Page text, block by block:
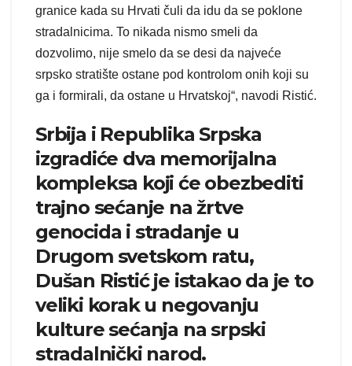
granice kada su Hrvati čuli da idu da se poklone
stradalnicima. To nikada nismo smeli da
dozvolimo, nije smelo da se desi da najveće
srpsko stratište ostane pod kontrolom onih koji su
ga i formirali, da ostane u Hrvatskoj“, navodi Ristić.
Srbija i Republika Srpska
izgradiće dva memorijalna
kompleksa koji će obezbediti
trajno sećanje na žrtve
genocida i stradanje u
Drugom svetskom ratu,
Dušan Ristić je istakao da je to
veliki korak u negovanju
kulture sećanja na srpski
stradalnički narod.